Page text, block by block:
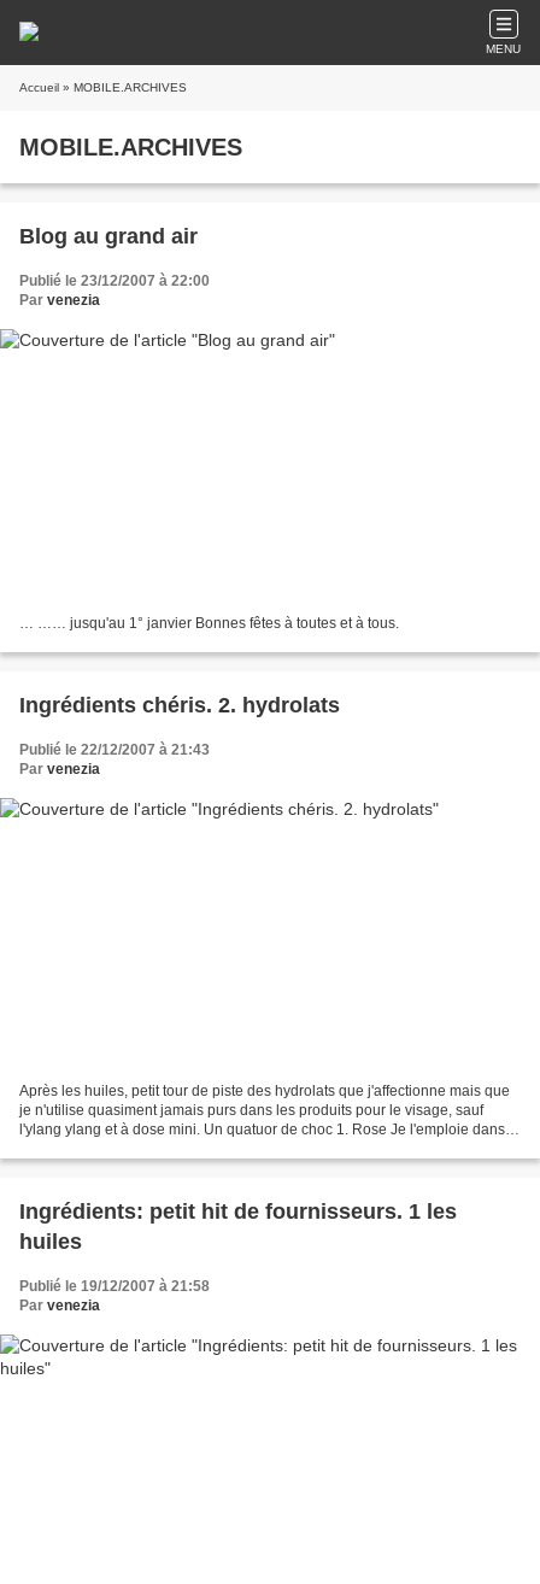
MENU
Accueil » MOBILE.ARCHIVES
MOBILE.ARCHIVES
Blog au grand air
Publié le 23/12/2007 à 22:00
Par venezia
… …… jusqu'au 1° janvier Bonnes fêtes à toutes et à tous.
Ingrédients chéris. 2. hydrolats
Publié le 22/12/2007 à 21:43
Par venezia
Après les huiles, petit tour de piste des hydrolats que j'affectionne mais que
je n'utilise quasiment jamais purs dans les produits pour le visage, sauf
l'ylang ylang et à dose mini. Un quatuor de choc 1. Rose Je l'emploie dans
Ingrédients: petit hit de fournisseurs. 1 les
huiles
Publié le 19/12/2007 à 21:58
Par venezia